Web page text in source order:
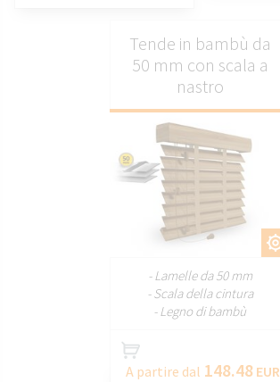
PERSONALIZZARE
Tende in bambù da
50 mm con scala a
nastro
- Lamelle da 50 mm
- Scala della cintura
- Legno di bambù
A partire dal 148.48 EUR